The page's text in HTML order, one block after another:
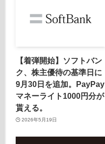
【着弾開始】ソフトバン
ク、株主優待の基準日に
9月30日を追加。PayPay
マネーライト1000円分が
貰える。
2026年5月19日